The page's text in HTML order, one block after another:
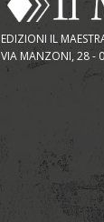
EDIZIONI IL
VIA MANZONI, 28 -